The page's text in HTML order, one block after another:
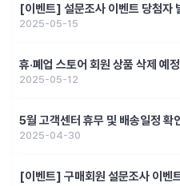
[이벤트] 설문조사 이벤트 당첨자
2025-05-15
휴·폐업 스토어 회원 상품 삭제 예
2025-05-12
5월 고객센터 휴무 및 배송일정 확
2025-04-30
[이벤트] 구매회원 설문조사 이